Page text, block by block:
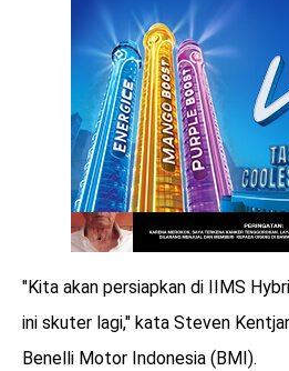
benefit
menarik
"Kita akan persiapkan di IIMS
ini skuter lagi," kata Steven
Benelli Motor Indonesia (BMI).